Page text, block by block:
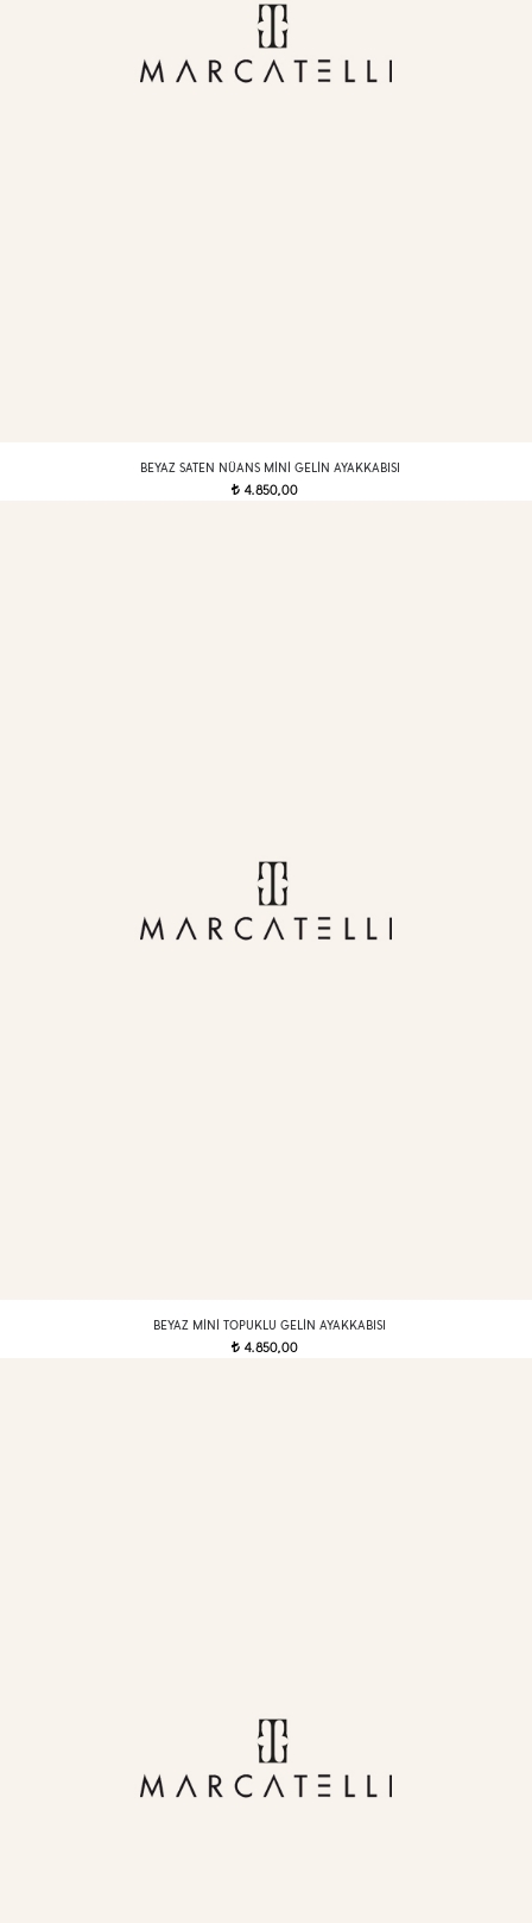
BEYAZ SATEN NÜANS MINI GELIN AYAKKABISI
t 4.850,00
BEYAZ MINI TOPUKLU GELIN AYAKKABISI
t 4.850,00